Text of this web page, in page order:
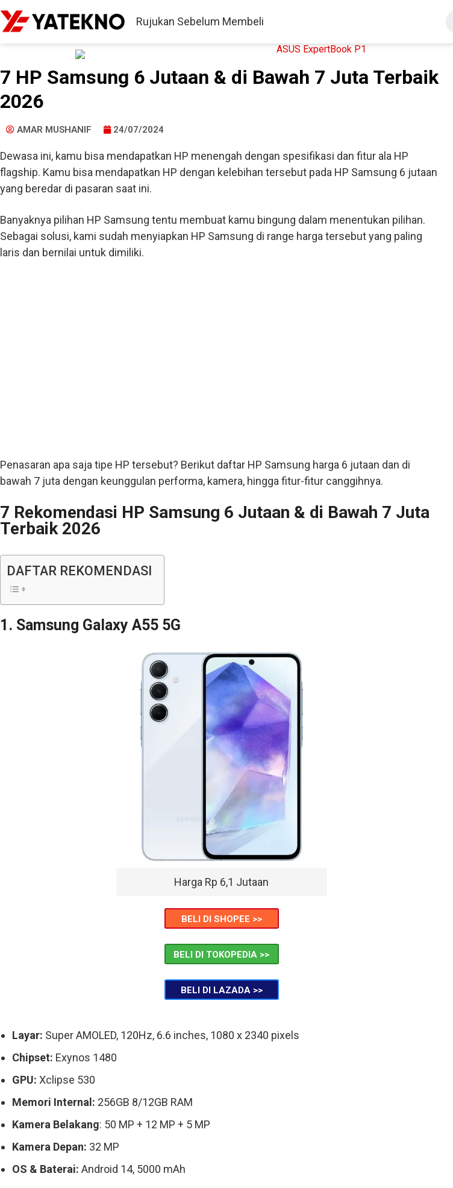
Rujukan Sebelum Membeli
7 HP Samsung 6 Jutaan & di Bawah 7 Juta Terbaik
2026
AMAR MUSHANIF 24/07/2024
Dewasa ini, kamu bisa mendapatkan HP menengah dengan spesifikasi dan fitur ala HP
flagship. Kamu bisa mendapatkan HP dengan kelebihan tersebut pada HP Samsung 6 jutaan
yang beredar di pasaran saat ini.
Banyaknya pilihan HP Samsung tentu membuat kamu bingung dalam menentukan pilihan.
Sebagai solusi, kami sudah menyiapkan HP Samsung di range harga tersebut yang paling
laris dan bernilai untuk dimiliki.
Penasaran apa saja tipe HP tersebut? Berikut daftar HP Samsung harga 6 jutaan dan di
bawah 7 juta dengan keunggulan performa, kamera, hingga fitur-fitur canggihnya.
7 Rekomendasi HP Samsung 6 Jutaan & di Bawah 7 Juta
Terbaik 2026
DAFTAR REKOMENDASI
1. Samsung Galaxy A55 5G
Harga Rp 6,1 Jutaan
BELI DI SHOPEE >>
BELI DI TOKOPEDIA >>
BELI DI LAZADA >>
Layar: Super AMOLED, 120Hz, 6.6 inches, 1080 x 2340 pixels
Chipset: Exynos 1480
GPU: Xclipse 530
Memori Internal: 256GB 8/12GB RAM
Kamera Belakang: 50 MP + 12 MP + 5 MP
Kamera Depan: 32 MP
OS & Baterai: Android 14, 5000 mAh